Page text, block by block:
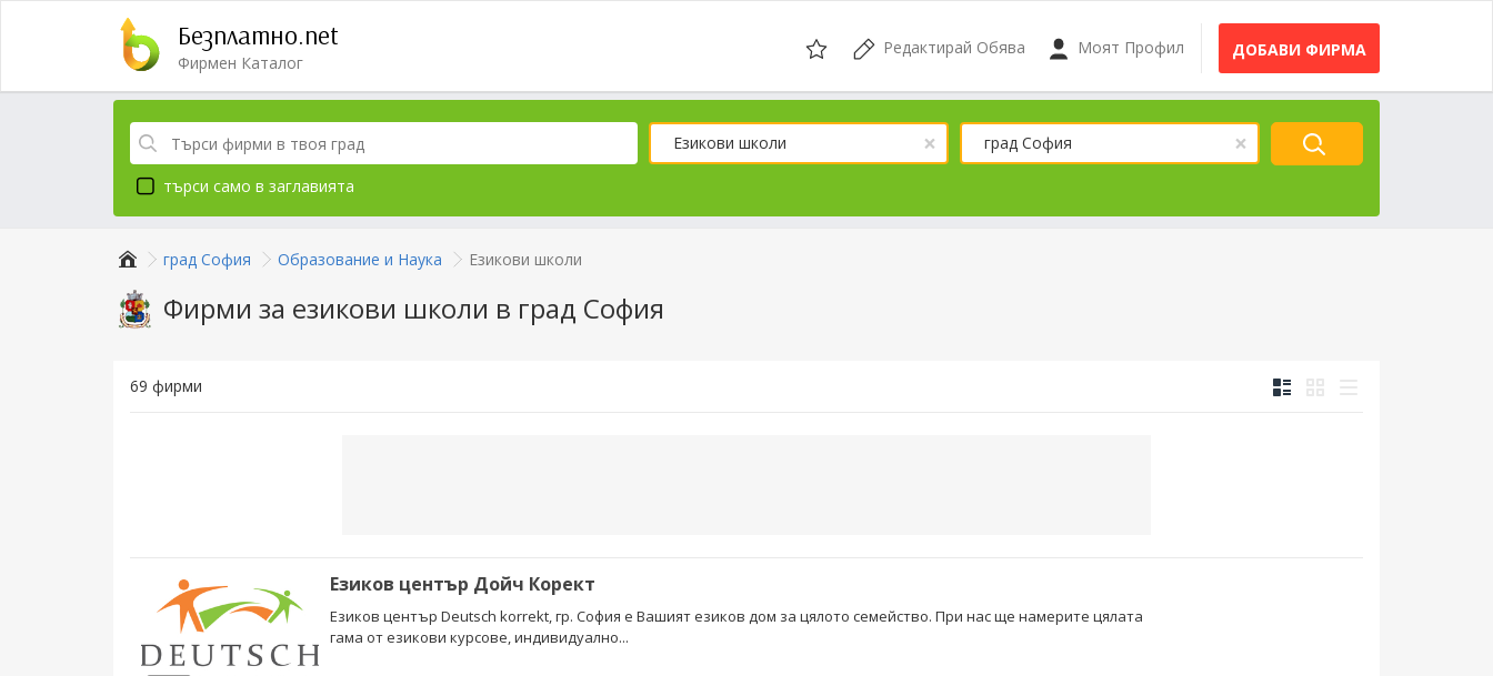
Безплатно.net
Фирмен Каталог
Редактирай Обява Моят Профил ДОБАВИ ФИРМА
×
Езикови школи ×
град София
търси само в заглавията
град София Образование и Наука Езикови школи
Фирми за езикови школи в град София
69 фирми
Езиков център Дойч Корект
Езиков център Deutsch korrekt, гр. София е Вашият езиков дом за цялото семейство. При нас ще намерите цялата
гама от езикови курсове, индивидуално...